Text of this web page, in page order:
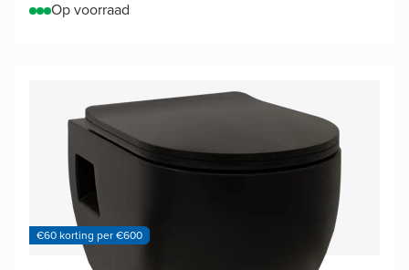
Op voorraad
€60 korting per €600